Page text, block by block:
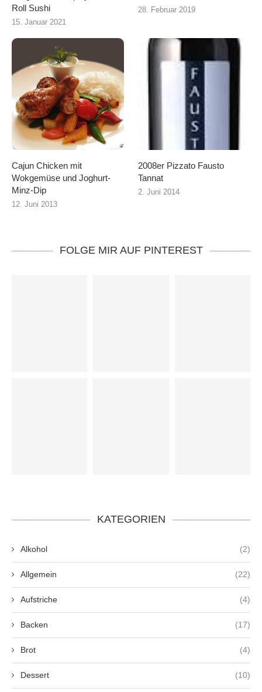
Roll Sushi
15. Januar 2021
28. Februar 2019
Cajun Chicken mit
Wokgemüse und Joghurt-
Minz-Dip
12. Juni 2013
2008er Pizzato Fausto
Tannat
2. Juni 2014
FOLGE MIR AUF PINTEREST
KATEGORIEN
Alkohol (2)
Allgemein (22)
Aufstriche (4)
Backen (17)
Brot (4)
Dessert (10)